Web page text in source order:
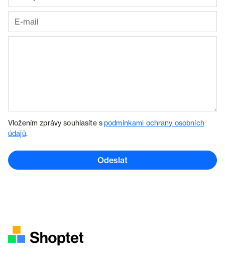
Vložením zprávy souhlasíte spodmínkami ochrany osobních
údajů.
Odeslat